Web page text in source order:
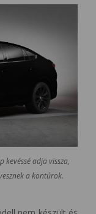
kevéssé adja vissza,
a kontúrok.